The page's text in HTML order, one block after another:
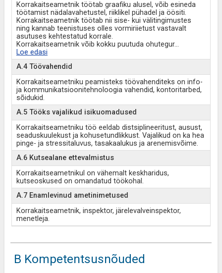
Korrakaitseametnik töötab graafiku alusel, võib esineda
töötamist nädalavahetustel, riiklikel pühadel ja öösiti.
Korrakaitseametnik töötab nii sise- kui välitingimustes
ning kannab teenistuses olles vormiriietust vastavalt
asutuses kehtestatud korrale.
Korrakaitseametnik võib kokku puutuda ohutegur...
Loe edasi
A.4 Töövahendid
Korrakaitseametniku peamisteks töövahenditeks on info-
ja kommunikatsioonitehnoloogia vahendid, kontoritarbed,
sõidukid.
A.5 Tööks vajalikud isikuomadused
Korrakaitseametniku töö eeldab distsiplineeritust, ausust,
seaduskuulekust ja kohusetundlikkust. Vajalikud on ka hea
pinge- ja stressitaluvus, tasakaalukus ja arenemisvõime.
A.6 Kutsealane ettevalmistus
Korrakaitseametnikul on vähemalt keskharidus,
kutseoskused on omandatud töökohal.
A.7 Enamlevinud ametinimetused
Korrakaitseametnik, inspektor, järelevalveinspektor,
menetleja.
B Kompetentsusnõuded